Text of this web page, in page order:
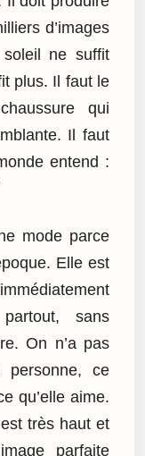
d’images
ne suffit
plus. Il faut le
qui
Il faut
entend :
mode parce
Elle est
partout, sans
On n’a pas
ce
qu’elle aime.
très haut et
parfaite